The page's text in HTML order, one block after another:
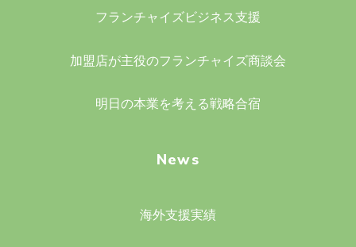
フランチャイズビジネス支援
加盟店が主役のフランチャイズ商談会
明日の本業を考える戦略合宿
News
海外支援実績